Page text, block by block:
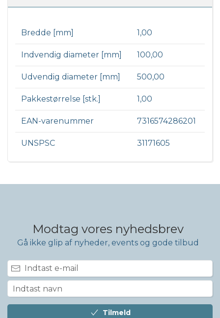
Bredde [mm] 1,00
Indvendig diameter [mm] 100,00
Udvendig diameter [mm] 500,00
Pakkestørrelse [stk.] 1,00
EAN-varenummer 7316574286201
UNSPSC 31171605
Modtag vores nyhedsbrev
Gå ikke glip af nyheder, events og gode tilbud
Tilmeld